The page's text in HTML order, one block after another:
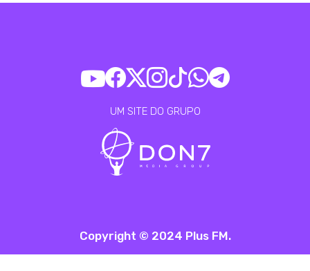
UM SITE DO GRUPO
Copyright © 2024 Plus FM.